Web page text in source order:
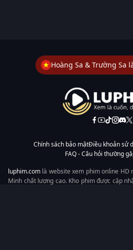
Hoàng Sa & Trường Sa
Chính sách bảo mậtĐiều khoản sử
FAQ - Câu hỏi thường
luphim.com là website xem phim online HD
Minh chất lượng cao. Kho phim được cập